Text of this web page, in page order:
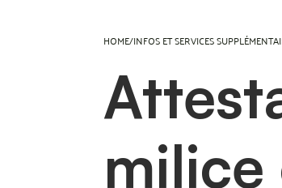
HOME/INFOS ET SERVICES
milice